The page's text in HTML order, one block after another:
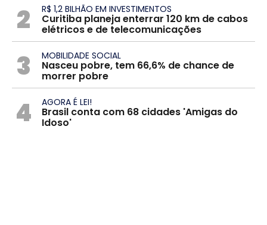
2 R$ 1,2 BILHÃO EM INVESTIMENTOS
Curitiba planeja enterrar 120 km de cabos
elétricos e de telecomunicações
3 MOBILIDADE SOCIAL
Nasceu pobre, tem 66,6% de chance de
morrer pobre
4 AGORA É LEI!
Brasil conta com 68 cidades 'Amigas do
Idoso'